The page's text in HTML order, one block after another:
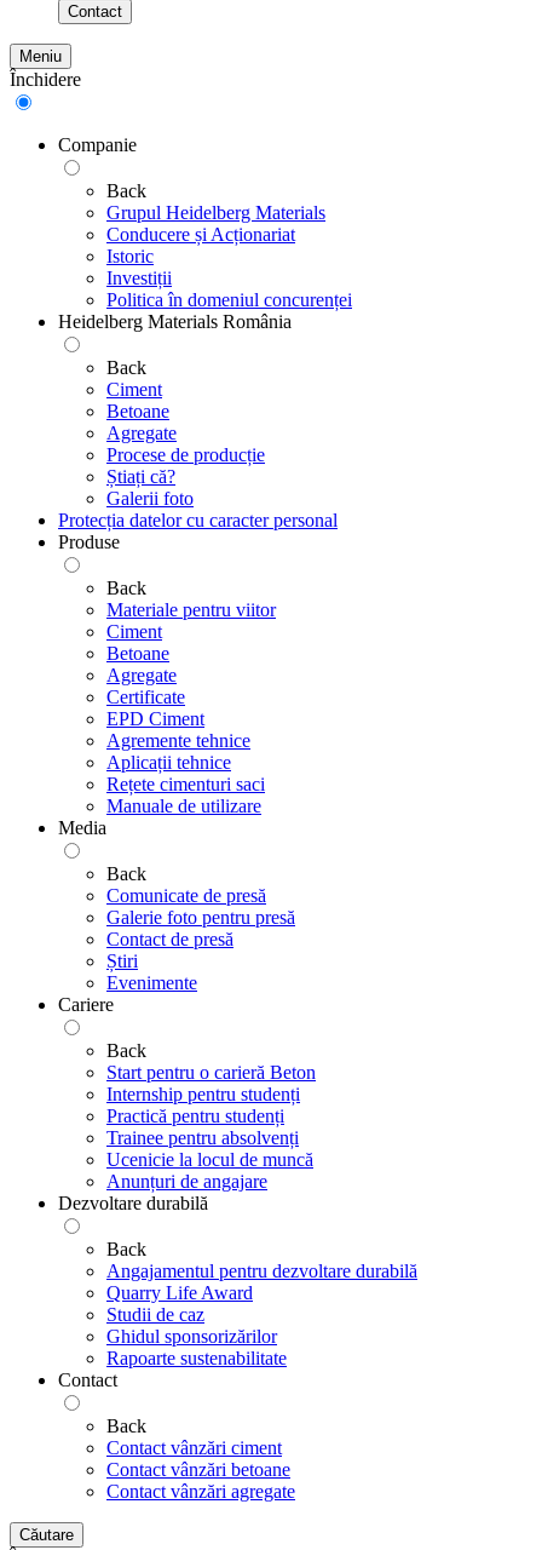
Contact
Meniu
Închidere
Companie
Back
Grupul Heidelberg Materials
Conducere și Acționariat
Istoric
Investiții
Politica în domeniul concurenței
Heidelberg Materials România
Back
Ciment
Betoane
Agregate
Procese de producție
Știați că?
Galerii foto
Protecția datelor cu caracter personal
Produse
Back
Materiale pentru viitor
Ciment
Betoane
Agregate
Certificate
EPD Ciment
Agremente tehnice
Aplicații tehnice
Rețete cimenturi saci
Manuale de utilizare
Media
Back
Comunicate de presă
Galerie foto pentru ​​​​​​​presă
Contact de presă
Știri
Evenimente
Cariere
Back
Start pentru o carieră Beton
Internship pentru studenți
Practică pentru studenți
Trainee pentru absolvenți
Ucenicie la locul de muncă
Anunțuri de angajare
Dezvoltare durabilă
Back
Angajamentul pentru dezvoltare durabilă
Quarry Life Award
Studii de caz
Ghidul sponsorizărilor
Rapoarte sustenabilitate
Contact
Back
Contact vânzări ciment
Contact vânzări betoane
Contact vânzări agregate
Căutare